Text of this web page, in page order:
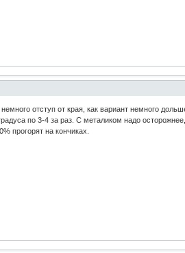
отступ от края, как вариант немного
по 3-4 за раз. С металиком надо
прогорят на кончиках.